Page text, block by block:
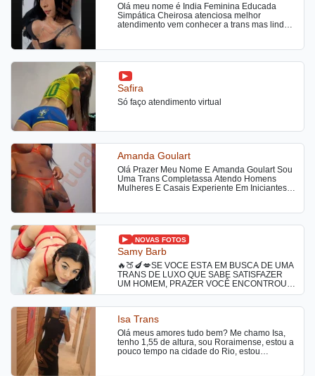
Olá meu nome é Índia Feminina Educada
Simpática Cheirosa atenciosa melhor
atendimento vem conhecer a trans mas linda
Safira
Só faço atendimento virtual
Amanda Goulart
Olá Prazer Meu Nome E Amanda Goulart Sou
Uma Trans Completassa Atendo Homens
Mulheres E Casais Experiente Em Iniciantes E
NOVAS FOTOS
Samy Barb
🔥🍑🍆💋SE VOCÊ ESTÁ EM BUSCA DE UMA
TRANS DE LUXO QUE SABE SATISFAZER
UM HOMEM, PRAZER VOCÊ ENCONTROU
MEU AMOR❤️❤️❤️ 💃Sou a Samy uma linda
apertadinha 🫣🤗 muito safada e sagaz com
um pau bem duro que cabe na sua boca e no
cuzinho🍑🫣🔥 📳📽️CHAMADA DE VÍDEO
DISPONÍVEL🔞🔥✅✅✅ 🍑🍆PASSIVA E ATIVA
🍑🍆 👩🏻‍❤️‍👨🏻-ESTILO NAMORADINHA SEM
Isa Trans
Olá meus amores tudo bem? Me chamo Isa,
tenho 1,55 de altura, sou Roraimense, estou a
pouco tempo na cidade do Rio, estou